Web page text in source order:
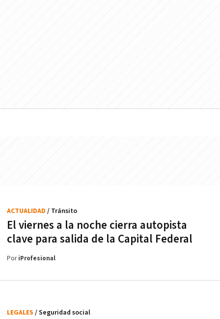
El viernes a la noche cierra autopista
clave para salida de la Capital Federal
ACTUALIDAD / Tránsito
PoriProfesional
LEGALES / Seguridad social